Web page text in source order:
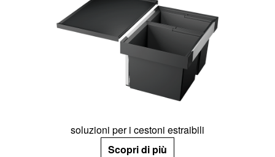
soluzioni per i cestoni estraibili
Scopri di più